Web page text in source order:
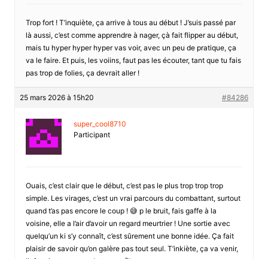
Trop fort ! T’inquiète, ça arrive à tous au début ! J’suis passé par
là aussi, c’est comme apprendre à nager, çà fait flipper au début,
mais tu hyper hyper hyper vas voir, avec un peu de pratique, ça
va le faire. Et puis, les voiins, faut pas les écouter, tant que tu fais
pas trop de folies, ça devrait aller !
25 mars 2026 à 15h20 #84286
super_cool8710
Participant
Ouais, c’est clair que le début, c’est pas le plus trop trop trop
simple. Les virages, c’est un vrai parcours du combattant, surtout
quand t’as pas encore le coup ! 😅 p le bruit, fais gaffe à la
voisine, elle a l’air d’avoir un regard meurtrier ! Une sortie avec
quelqu’un ki s’y connaît, c’est sûrement une bonne idée. Ça fait
plaisir de savoir qu’on galère pas tout seul. T’inkiète, ça va venir,